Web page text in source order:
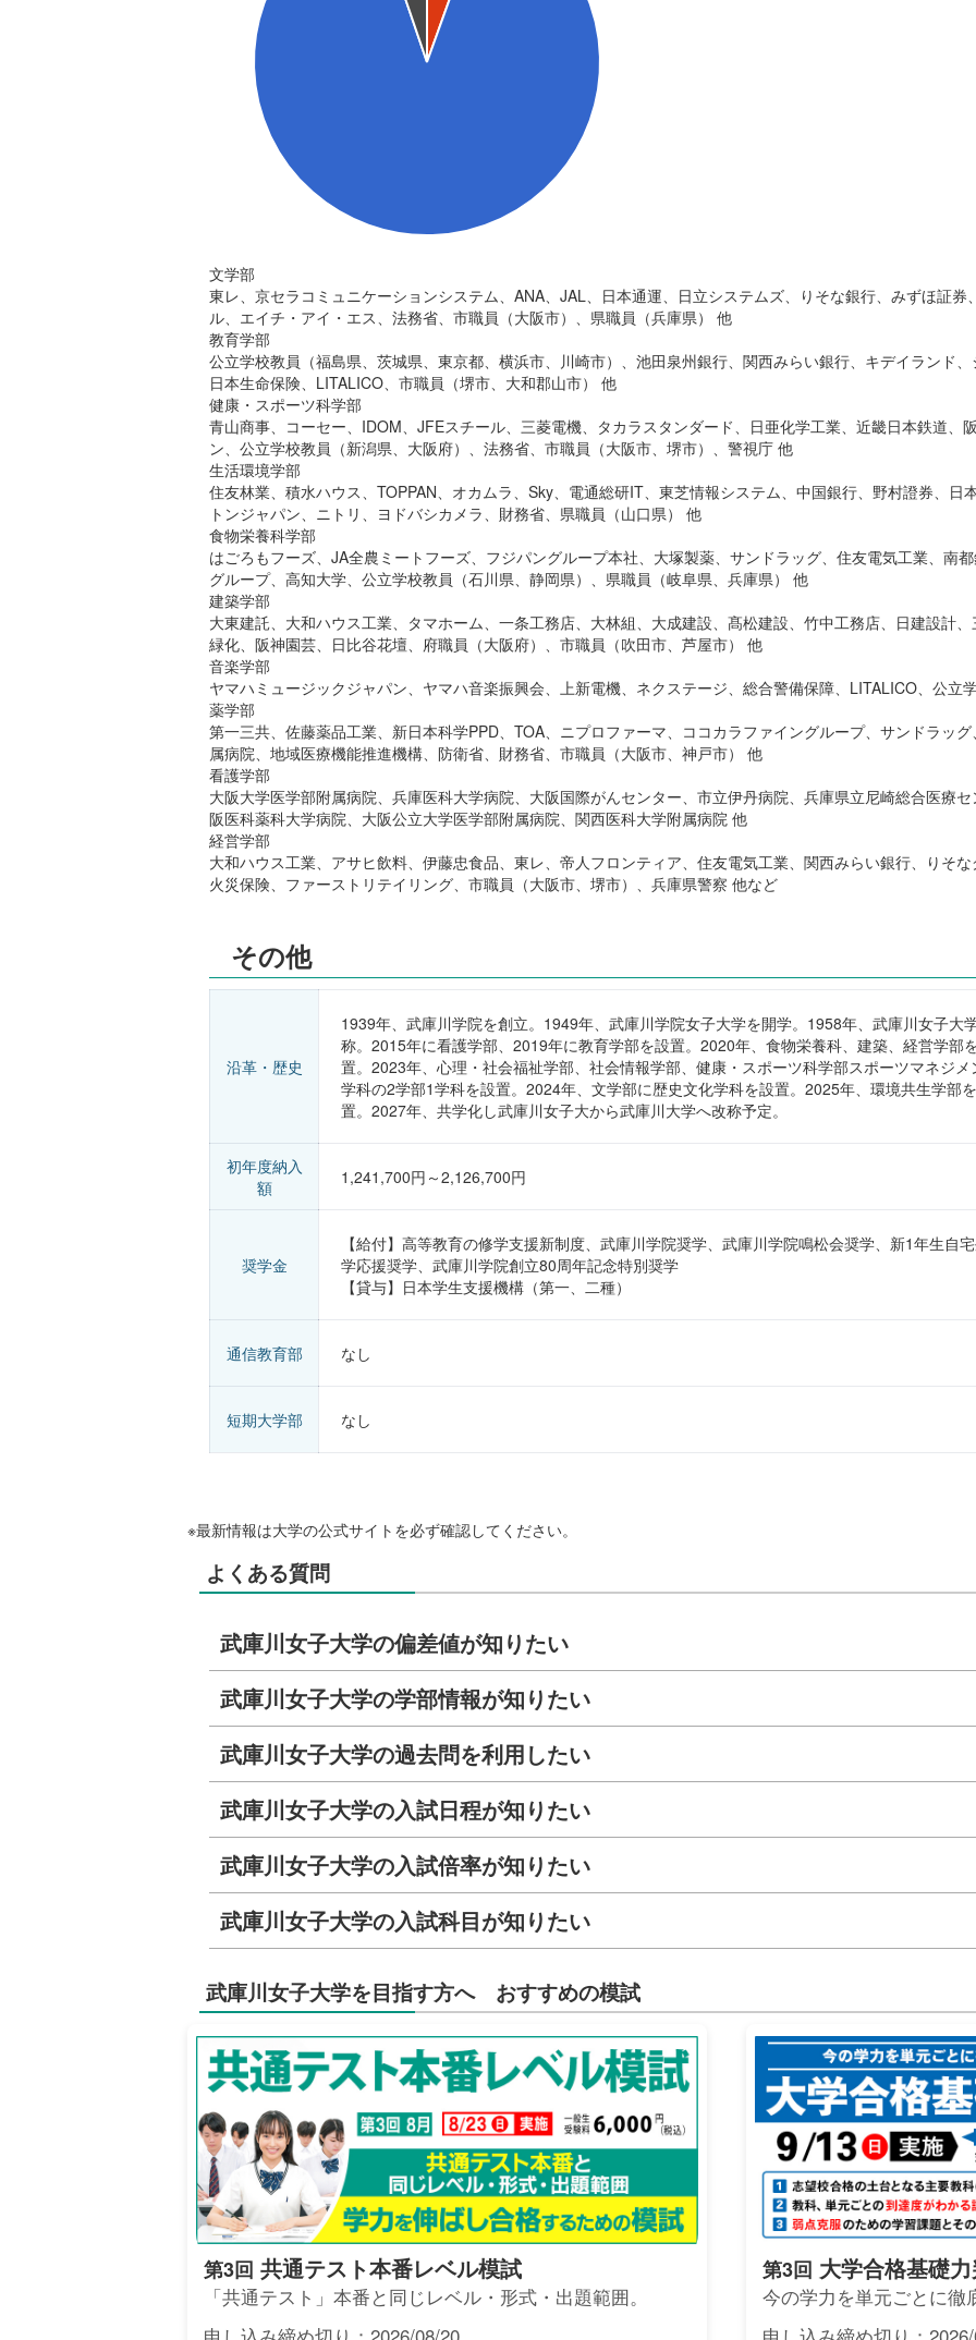
文学部
東レ、京セラコミュニケーションシステム、ANA、JAL、日本通運、日立システムズ、りそな銀行、みずほ証
ル、エイチ・アイ・エス、法務省、市職員（大阪市）、県職員（兵庫県） 他
教育学部
公立学校教員（福島県、茨城県、東京都、横浜市、川崎市）、池田泉州銀行、関西みらい銀行、キデイランド、
日本生命保険、LITALICO、市職員（堺市、大和郡山市） 他
健康・スポーツ科学部
青山商事、コーセー、IDOM、JFEスチール、三菱電機、タカラスタンダード、日亜化学工業、近畿日本鉄道、
ン、公立学校教員（新潟県、大阪府）、法務省、市職員（大阪市、堺市）、警視庁 他
生活環境学部
住友林業、積水ハウス、TOPPAN、オカムラ、Sky、電通総研IT、東芝情報システム、中国銀行、野村證券、日
トンジャパン、ニトリ、ヨドバシカメラ、財務省、県職員（山口県） 他
食物栄養科学部
はごろもフーズ、JA全農ミートフーズ、フジパングループ本社、大塚製薬、サンドラッグ、住友電気工業、南
グループ、高知大学、公立学校教員（石川県、静岡県）、県職員（岐阜県、兵庫県） 他
建築学部
大東建託、大和ハウス工業、タマホーム、一条工務店、大林組、大成建設、髙松建設、竹中工務店、日建設計
緑化、阪神園芸、日比谷花壇、府職員（大阪府）、市職員（吹田市、芦屋市） 他
音楽学部
ヤマハミュージックジャパン、ヤマハ音楽振興会、上新電機、ネクステージ、総合警備保障、LITALICO、公立
薬学部
第一三共、佐藤薬品工業、新日本科学PPD、TOA、ニプロファーマ、ココカラファイングループ、サンドラッ
属病院、地域医療機能推進機構、防衛省、財務省、市職員（大阪市、神戸市） 他
看護学部
大阪大学医学部附属病院、兵庫医科大学病院、大阪国際がんセンター、市立伊丹病院、兵庫県立尼崎総合医療
阪医科薬科大学病院、大阪公立大学医学部附属病院、関西医科大学附属病院 他
経営学部
大和ハウス工業、アサヒ飲料、伊藤忠食品、東レ、帝人フロンティア、住友電気工業、関西みらい銀行、りそ
火災保険、ファーストリテイリング、市職員（大阪市、堺市）、兵庫県警察 他など
その他
沿革・歴史
1939年、武庫川学院を創立。1949年、武庫川学院女子大学を開学。1958年、武庫川女子大
称。2015年に看護学部、2019年に教育学部を設置。2020年、食物栄養科、建築、経営学部
置。2023年、心理・社会福祉学部、社会情報学部、健康・スポーツ科学部スポーツマネジメ
学科の2学部1学科を設置。2024年、文学部に歴史文化学科を設置。2025年、環境共生学部
置。2027年、共学化し武庫川女子大から武庫川大学へ改称予定。
初年度納入
額
1,241,700円～2,126,700円
奨学金
【給付】高等教育の修学支援新制度、武庫川学院奨学、武庫川学院鳴松会奨学、新1年生自
学応援奨学、武庫川学院創立80周年記念特別奨学
【貸与】日本学生支援機構（第一、二種）
通信教育部 なし
短期大学部 なし
※最新情報は大学の公式サイトを必ず確認してください。
よくある質問
武庫川女子大学の偏差値が知りたい
武庫川女子大学の学部情報が知りたい
武庫川女子大学の過去問を利用したい
武庫川女子大学の入試日程が知りたい
武庫川女子大学の入試倍率が知りたい
武庫川女子大学の入試科目が知りたい
武庫川女子大学を目指す方へ おすすめの模試
第3回 共通テスト本番レベル模試
「共通テスト」本番と同じレベル・形式・出題範囲。
第3回 大学合格基礎
今の学力を単元ごとに徹